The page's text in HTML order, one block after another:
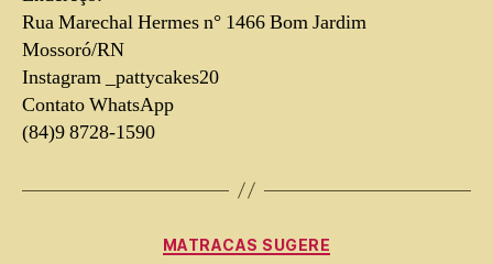
Rua Marechal Hermes n° 1466 Bom Jardim
Mossoró/RN
Instagram _pattycakes20
Contato WhatsApp
(84)9 8728-1590
MATRACAS SUGERE